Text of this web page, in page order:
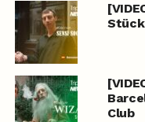
Club